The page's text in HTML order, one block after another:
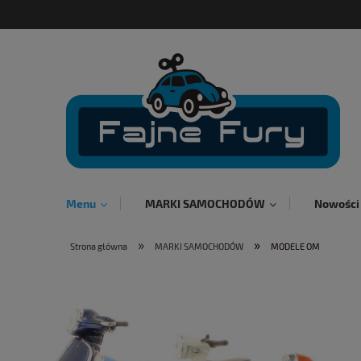
Menu MARKI SAMOCHODÓW Nowości
Strona główna » MARKI SAMOCHODÓW » MODELE OM